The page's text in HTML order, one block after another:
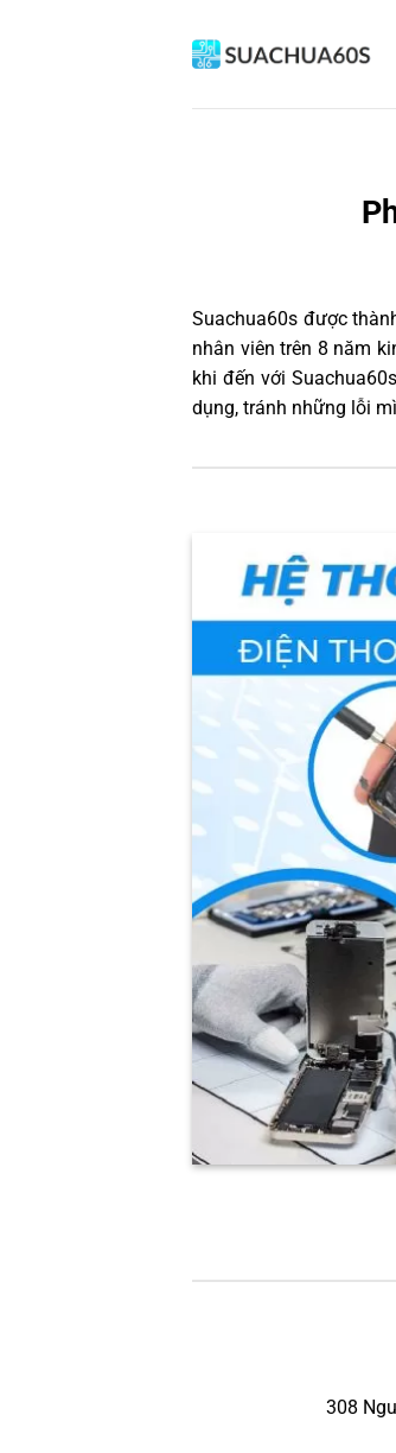
Suachua60s được
nhân viên trên 8 năm
khi đến với
dụng, tránh những lỗi
308